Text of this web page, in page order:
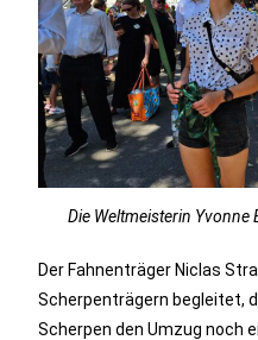
Die Weltmeisterin Yvonne
Der Fahnenträger Niclas
Scherpenträgern begleitet,
Scherpen den Umzug noch